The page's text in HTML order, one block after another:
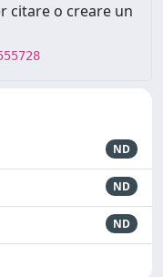
citare o creare un
ND
ND
ND